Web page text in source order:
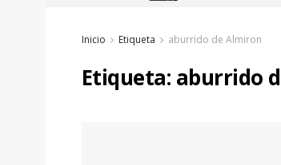
Inicio Etiqueta aburrido de Almiron
Etiqueta: aburrido